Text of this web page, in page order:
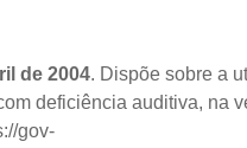
de 2004. Dispõe sobre a
deficiência auditiva, na
gov-